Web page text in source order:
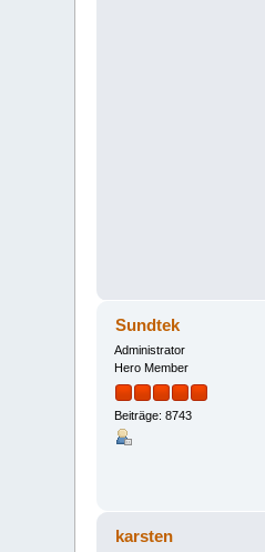
Sundtek
Administrator
Hero Member
Beiträge: 8743
karsten